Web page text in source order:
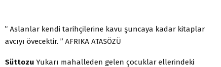
” Aslanlar kendi tarihçilerine kavu şuncaya kadar kitaplar
avcıyı övecektir. ” AFRIKA ATASÖZÜ
Süttozu Yukarı mahalleden gelen çocuklar ellerindeki